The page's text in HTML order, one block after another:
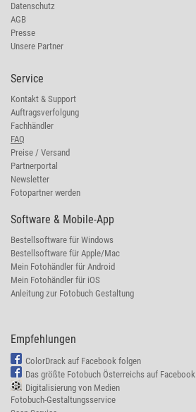
Datenschutz
AGB
Presse
Unsere Partner
Service
Kontakt & Support
Auftragsverfolgung
Fachhändler
FAQ
Preise / Versand
Partnerportal
Newsletter
Fotopartner werden
Software & Mobile-App
Bestellsoftware für Windows
Bestellsoftware für Apple/Mac
Mein Fotohändler für Android
Mein Fotohändler für iOS
Anleitung zur Fotobuch Gestaltung
Empfehlungen
ColorDrack auf Facebook folgen
Das größte Fotobuch Österreichs auf Facebook
Digitalisierung von Medien
Fotobuch-Gestaltungsservice